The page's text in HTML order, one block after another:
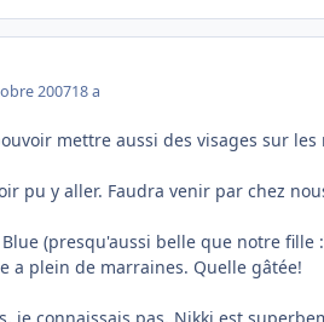
200718 a
mettre aussi des visages sur les
pu y aller. Faudra venir par chez
(presqu'aussi belle que notre fille
a plein de marraines. Quelle gâtée!